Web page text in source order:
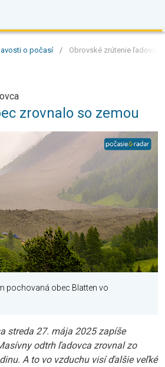
o počasí / Obrovské zrútenie
zrovnalo so zemou
pochovaná obec Blatten vo
streda 27. mája 2025 zapíše
odtrh ľadovca zrovnal zo
A to vo vzduchu visí ďalšie veľké